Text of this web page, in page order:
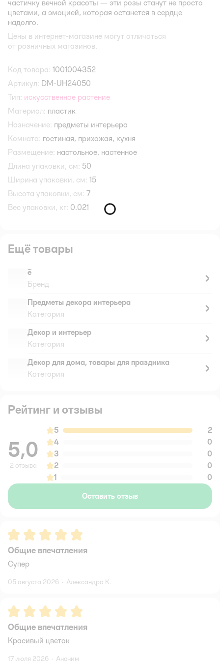
частичку вечной красоты — эти розы станут не просто
цветами, а эмоцией, которая останется в сердце
надолго.
Цены в интернет-магазине могут отличаться
от розничных магазинов.
Код товара: 1001004352
Артикул: DM-UH24050
Тип: искусственное растение
Материал: пластик
Назначение: предметы интерьера
Комната: гостиная, прихожая, кухня
Размещение: настольное, настенное
Длина упаковки, см: 50
Ширина упаковки, см: 15
Высота упаковки, см: 7
Вес упаковки, кг: 0.021
Ещё товары
ё
Бренд
Предметы декора интерьера
Категория
Декор и интерьер
Категория
Декор для дома, товары для праздника
Категория
Рейтинг и отзывы
5,0
2 отзыва
5
2
4
0
3
0
2
0
1
0
Оставить отзыв
Рейтинг:5
Общие впечатления
Супер
05 августа 2026 · Александра К.
Рейтинг:5
Общие впечатления
Красивый цветок
17 июля 2026 · Аноним